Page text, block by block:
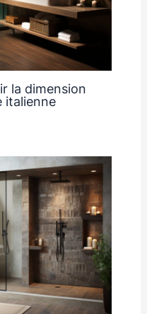
la dimension
italienne